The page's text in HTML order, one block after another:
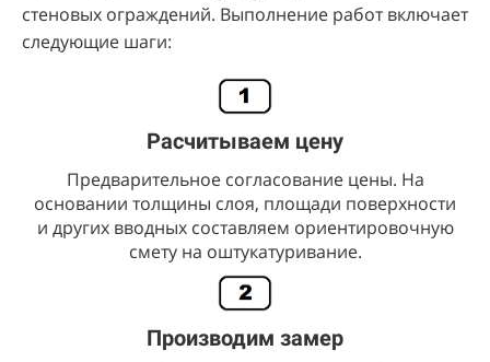
стеновых ограждений. Выполнение работ включает
следующие шаги:
Расчитываем цену
Предварительное согласование цены. На
основании толщины слоя, площади поверхности
и других вводных составляем ориентировочную
смету на оштукатуривание.
Производим замер